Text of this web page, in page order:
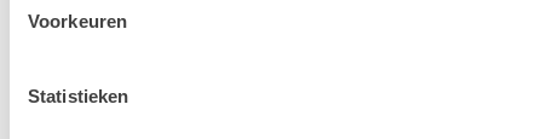
Voorkeuren
Statistieken